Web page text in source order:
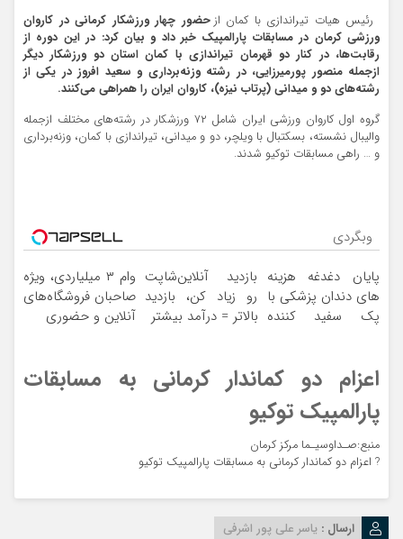
رئیس هیات تیراندازی با کمان از حضور چهار ورزشکار کرمانی در کاروان
ورزشی کرمان در مسابقات پارالمپیک خبر داد و بیان کرد: در این دوره از
رقابت‌ها، در کنار دو قهرمان تیراندازی با کمان استان دو ورزشکار دیگر
ازجمله منصور پورمیرزایی، در رشته وزنه‌برداری و سعید افروز در یکی از
رشته‌های دو و میدانی (پرتاب نیزه)، کاروان ایران را همراهی می‌کنند.
گروه اول کاروان ورزشی ایران شامل ۷۲ ورزشکار در رشته‌های مختلف ازجمله
والیبال نشسته، بسکتبال با ویلچر، دو و میدانی، تیراندازی با کمان، وزنه‌برداری
و … راهی مسابقات توکیو شدند.
وبگردی
پایان دغدغه هزینه
های دندان پزشکی با
پک سفید کننده
بازدید آنلاین‌شاپت
رو زیاد کن، بازدید
بالاتر = درآمد بیشتر
وام ۳ میلیاردی، ویژه
صاحبان فروشگاه‌های
آنلاین و حضوری
اعزام دو کماندار کرمانی به مسابقات
پارالمپیک توکیو
منبع:صـداوسیـما مرکز کرمان
? اعزام دو کماندار کرمانی به مسابقات پارالمپیک توکیو
ارسال : یاسر علی پور اشرفی